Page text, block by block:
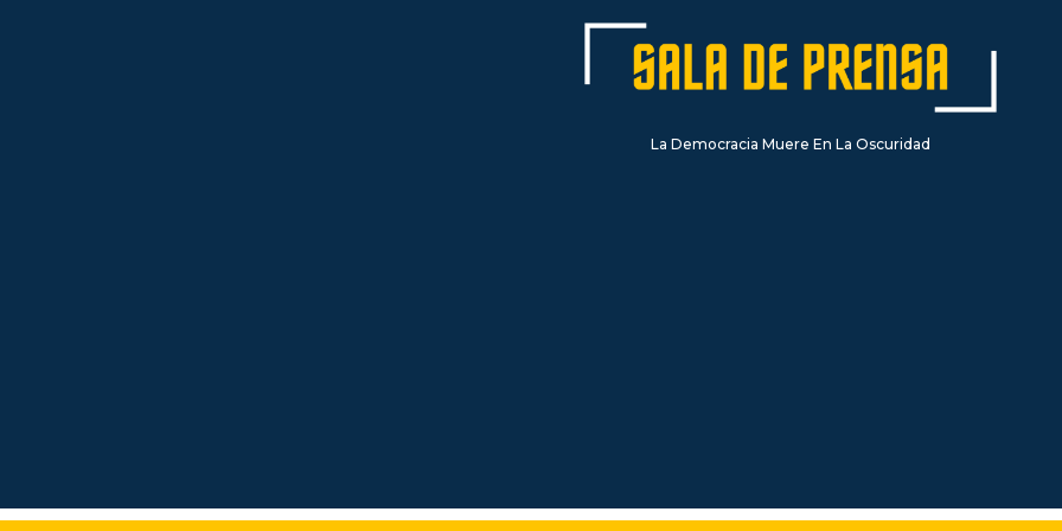
La Democracia Muere En La Oscuridad